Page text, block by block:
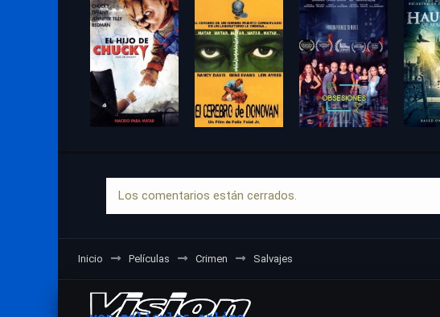
Los comentarios están cerrados.
Inicio Películas Crimen Salvajes